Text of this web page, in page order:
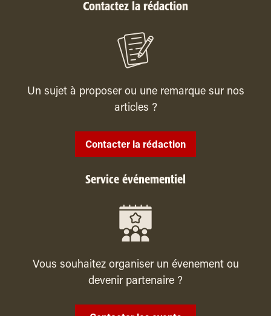
Contactez la rédaction
Un sujet à proposer ou une remarque sur nos
articles ?
Contacter la rédaction
Service événementiel
Vous souhaitez organiser un évenement ou
devenir partenaire ?